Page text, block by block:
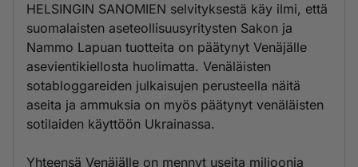
HELSINGIN SANOMIEN selvityksestä käy ilmi, että
suomalaisten aseteollisuusyritysten Sakon ja
Nammo Lapuan tuotteita on päätynyt Venäjälle
asevientikiellosta huolimatta. Venäläisten
sotabloggareiden julkaisujen perusteella näitä
aseita ja ammuksia on myös päätynyt venäläisten
sotilaiden käyttöön Ukrainassa.
Yhteensä Venäjälle on mennyt useita miljoonia